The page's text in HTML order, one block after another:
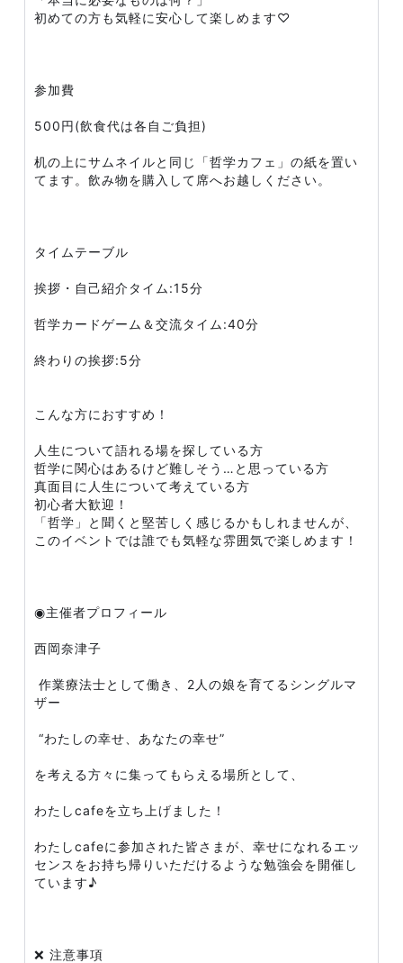
初めての方も気軽に安心して楽しめます♡
参加費
500円(飲食代は各自ご負担)
机の上にサムネイルと同じ「哲学カフェ」の紙を置い
てます。飲み物を購入して席へお越しください。
タイムテーブル
挨拶・自己紹介タイム:15分
哲学カードゲーム＆交流タイム:40分
終わりの挨拶:5分
こんな方におすすめ！
人生について語れる場を探している方
哲学に関心はあるけど難しそう…と思っている方
真面目に人生について考えている方
初心者大歓迎！
「哲学」と聞くと堅苦しく感じるかもしれませんが、
このイベントでは誰でも気軽な雰囲気で楽しめます！
◉主催者プロフィール
西岡奈津子
作業療法士として働き、2人の娘を育てるシングルマ
ザー
“わたしの幸せ、あなたの幸せ”
を考える方々に集ってもらえる場所として、
わたしcafeを立ち上げました！
わたしcafeに参加された皆さまが、幸せになれるエッ
センスをお持ち帰りいただけるような勉強会を開催し
ています♪
❌ 注意事項